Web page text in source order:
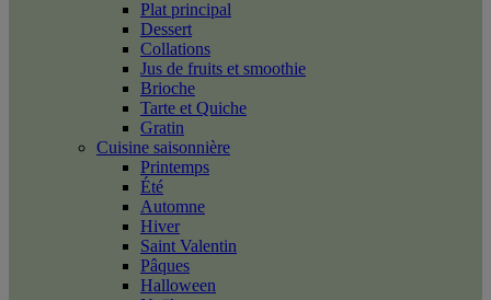
Plat principal
Dessert
Collations
Jus de fruits et smoothie
Brioche
Tarte et Quiche
Gratin
Cuisine saisonnière
Printemps
Été
Automne
Hiver
Saint Valentin
Pâques
Halloween